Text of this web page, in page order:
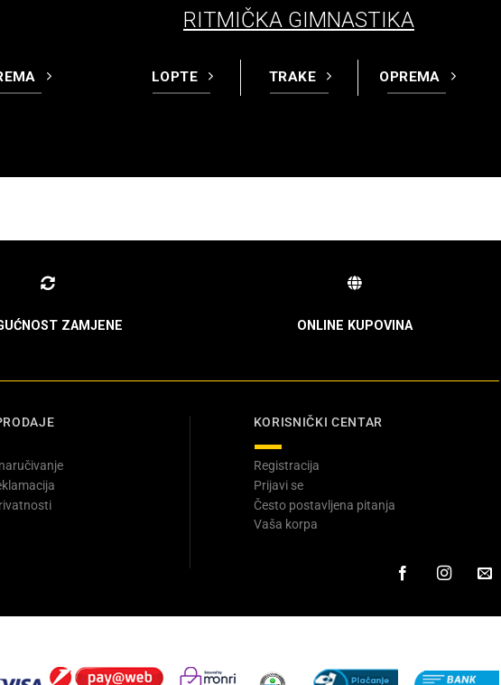
RITMIČKA GIMNASTIKA
LOPTE TRAKE OPREMA
ZAMJENE ONLINE KUPOVINA
KORISNIČKI CENTAR
Registracija
Prijavi se
Često postavljena pitanja
Vaša korpa